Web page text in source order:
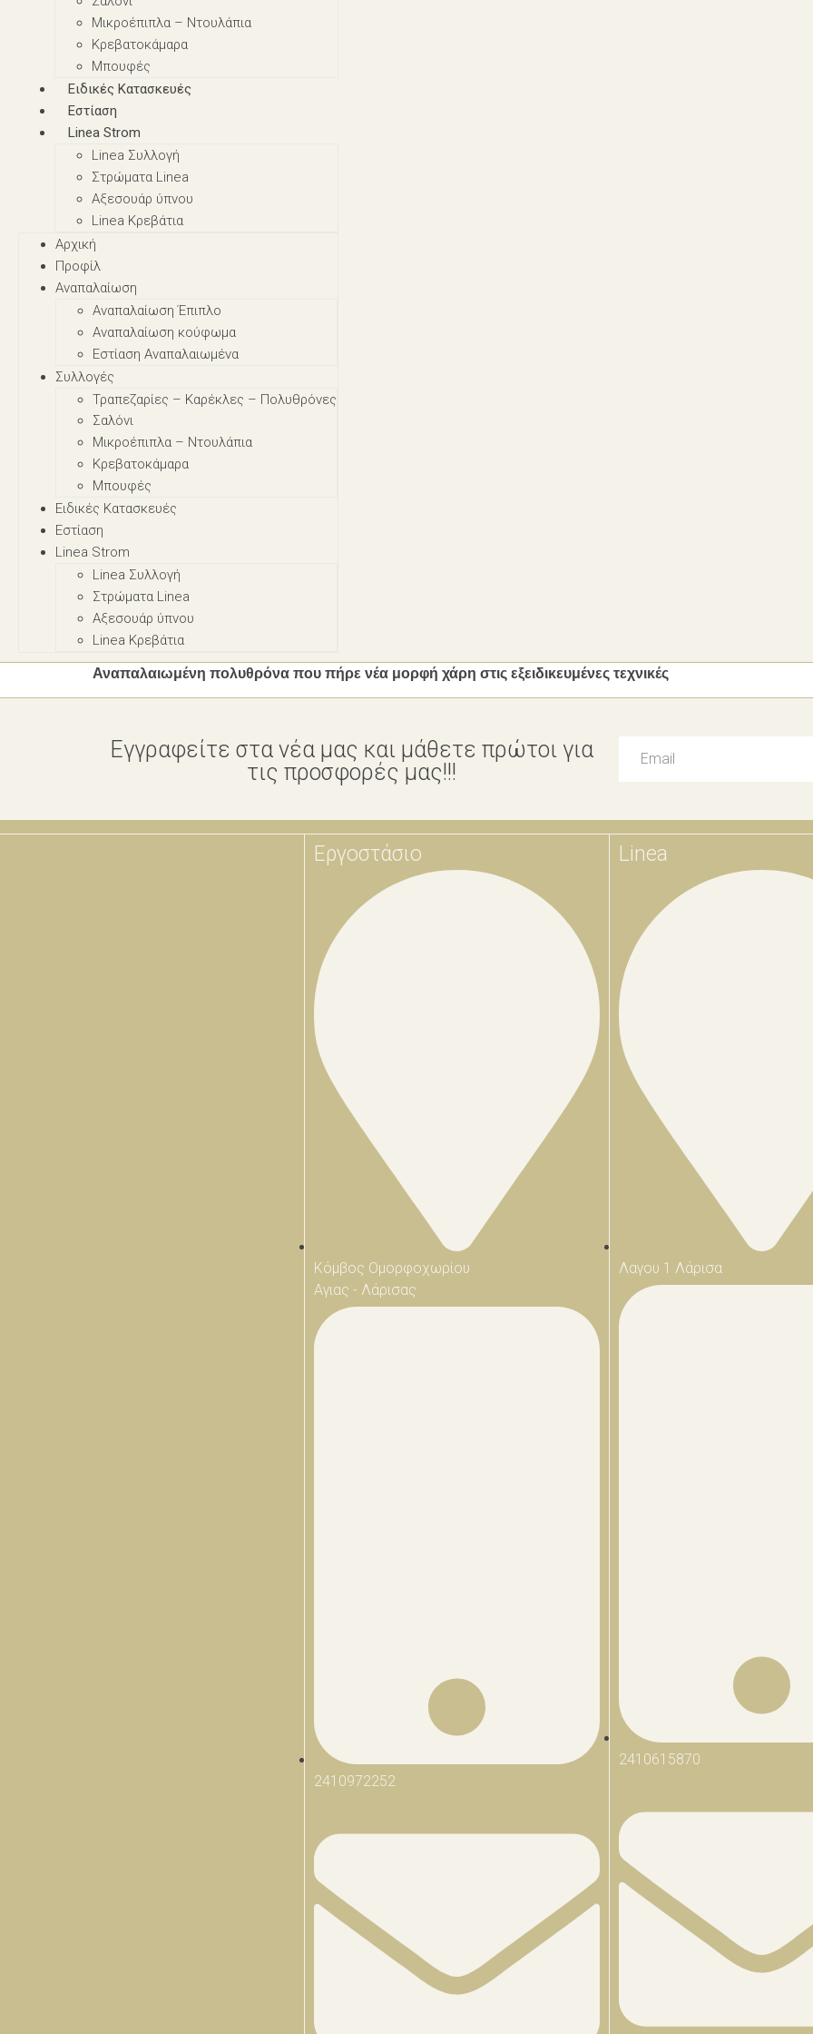
Μικροέπιπλα – Nτουλάπια
Κρεβατοκάμαρα
Μπουφές
Ειδικές Κατασκευές
Εστίαση
Linea Strom
Linea Συλλογή
Στρώματα Linea
Αξεσουάρ ύπνου
Linea Κρεβάτια
Αρχική
Προφίλ
Αναπαλαίωση
Αναπαλαίωση Έπιπλο
Αναπαλαίωση κούφωμα
Εστίαση Αναπαλαιωμένα
Συλλογές
Τραπεζαρίες – Καρέκλες – Πολυθρόνες
Σαλόνι
Μικροέπιπλα – Nτουλάπια
Κρεβατοκάμαρα
Μπουφές
Ειδικές Κατασκευές
Εστίαση
Linea Strom
Linea Συλλογή
Στρώματα Linea
Αξεσουάρ ύπνου
Linea Κρεβάτια
Αναπαλαιωμένη πολυθρόνα που πήρε νέα μορφή χάρη στις εξειδικευμένες τεχνικές
Εγγραφείτε στα νέα μας και μάθετε πρώτοι για
τις προσφορές μας!!!
Εργοστάσιο
Κόμβος Ομορφοχωρίου
Αγιας - Λάρισας
2410972252
Linea
Λαγου 1 Λάρισα
2410615870